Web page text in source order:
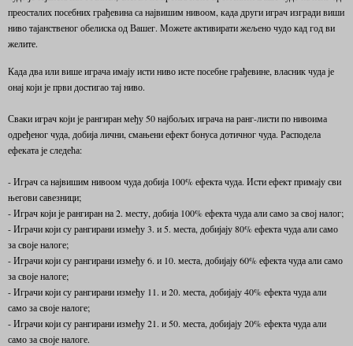
преосталих посебних грађевина са највишим нивоом, када други играч изгради виши
ниво тајанственог обелиска од Вашег. Можете активирати жељено чудо кад год ви
желите.
Када два или више играча имају исти ниво исте посебне грађевине, власник чуда је
онај који је први достигао тај ниво.
Сваки играч који је рангиран међу 50 најбољих играча на ранг-листи по нивоима
одређеног чуда, добија лични, смањени ефект бонуса дотичног чуда. Расподела
ефеката је следећа:
- Играч са највишим нивоом чуда добија 100% ефекта чуда. Исти ефект примају сви
његови савезници;
- Играч који је рангиран на 2. месту, добија 100% ефекта чуда али само за свој налог;
- Играчи који су рангирани између 3. и 5. места, добијају 80% ефекта чуда али само
за своје налоге;
- Играчи који су рангирани између 6. и 10. места, добијају 60% ефекта чуда али само
за своје налоге;
- Играчи који су рангирани између 11. и 20. места, добијају 40% ефекта чуда али
само за своје налоге;
- Играчи који су рангирани између 21. и 50. места, добијају 20% ефекта чуда али
само за своје налоге.